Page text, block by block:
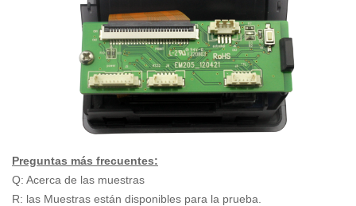
Preguntas más frecuentes:
Q: Acerca de las muestras
R: las Muestras están disponibles para la prueba.